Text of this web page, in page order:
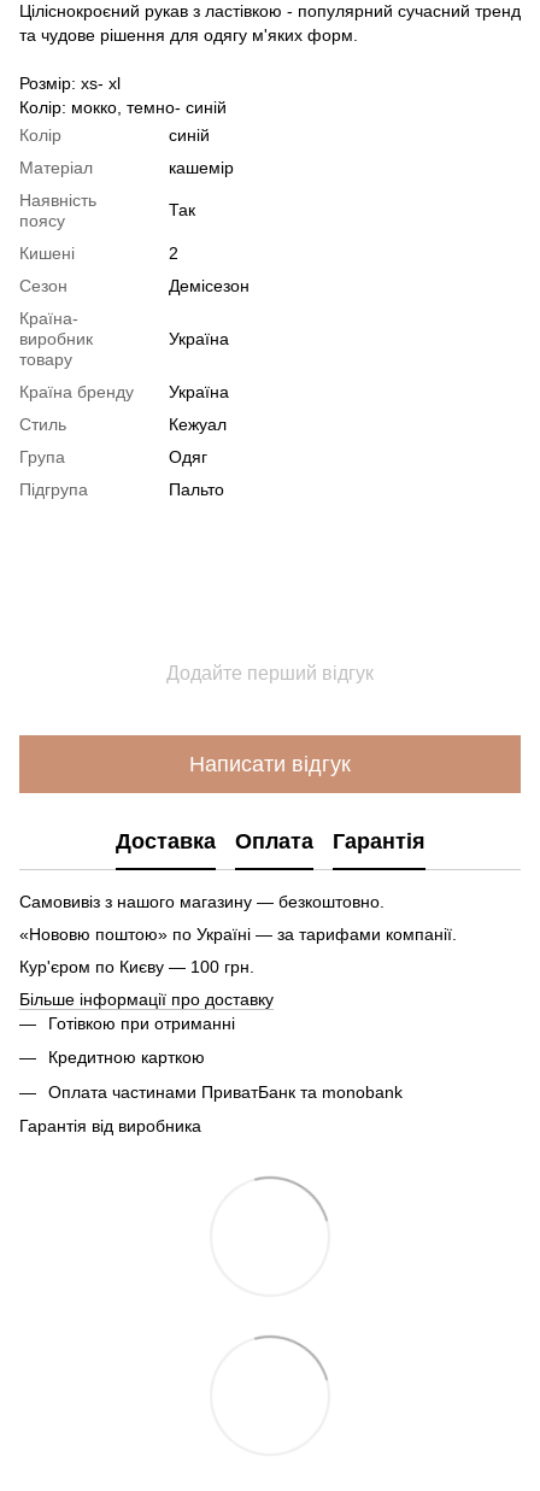
Ціліснокроєний рукав з ластівкою - популярний сучасний тренд
та чудове рішення для одягу м'яких форм.
Розмір: xs- xl
Колір: мокко, темно- синій
Колір
синій
Матеріал
кашемір
Наявність
поясу
Так
Кишені
2
Сезон
Демісезон
Країна-
виробник
товару
Україна
Країна бренду
Україна
Стиль
Кежуал
Група
Одяг
Підгрупа
Пальто
Додайте перший відгук
Написати відгук
Доставка Оплата Гарантія
Самовивіз з нашого магазину — безкоштовно.
«Нововю поштою» по Україні — за тарифами компанії.
Кур'єром по Києву — 100 грн.
Більше інформації про доставку
Готівкою при отриманні
Кредитною карткою
Оплата частинами ПриватБанк та monobank
Гарантія від виробника